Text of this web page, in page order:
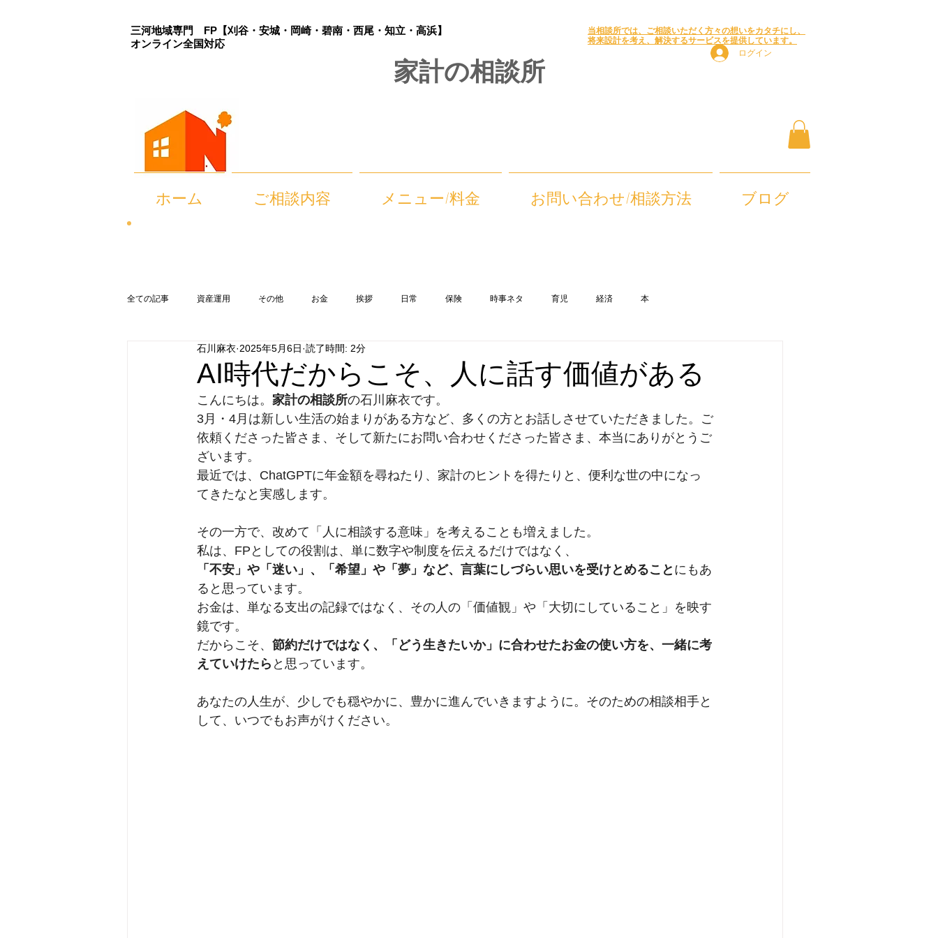
家計の相談所
ホーム ご相談内容 メニュー/料金 お問い合わせ/相談方法 ブログ
当相談所では、 ご相談いただく方々の想いをカタチにし、
将来設計を考え 、解決するサービスを提供しています。
三河地域専門 FP 【刈谷・安城・岡崎・ 碧南・西尾・知立・高浜】
​オンライン全国対応
ログイン
全ての記事 資産運用 その他 お金 挨拶 日常 保険 時事ネタ 育児 経済 本
AI時代だからこそ、人に話す価値がある
石川麻衣 2025年5月6日 読了時間: 2分
こんにちは。 家計の相談所の石川麻衣です。
3月・4月は新しい生活の始まりがある方など、多くの方とお話しさせていただきました。ご
依頼くださった皆さま、そして新たにお問い合わせくださった皆さま、本当にありがとうご
ざいます。
最近では、ChatGPTに年金額を尋ねたり、家計のヒントを得たりと、便利な世の中になっ
てきたなと実感します。
その一方で、改めて「人に相談する意味」を考えることも増えました。
私は、FPとしての役割は、単に数字や制度を伝えるだけではなく、
「不安」や「迷い」、「希望」や「夢」など、言葉にしづらい思いを受けとめること にもあ
ると思っています。
お金は、単なる支出の記録ではなく、その人の「価値観」や「大切にしていること」を映す
鏡です。
だからこそ、 節約だけではなく、「どう生きたいか」に合わせたお金の使い方を、一緒に考
えていけたら と思っています。
あなたの人生が、少しでも穏やかに、豊かに進んでいきますように。そのための相談相手と
して、いつでもお声がけください。